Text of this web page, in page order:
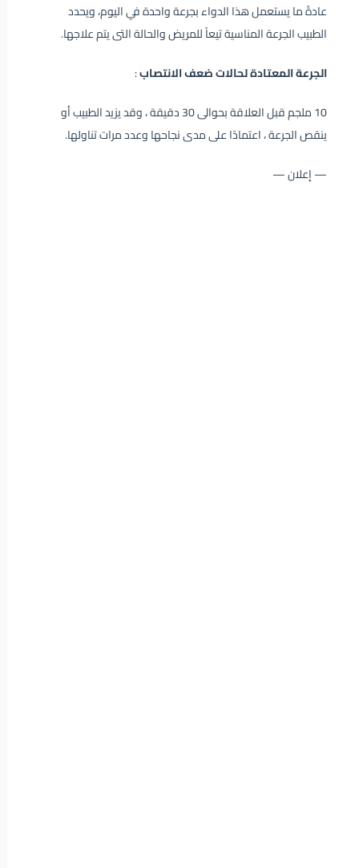
عادةً ما يستعمل هذا الدواء بجرعة واحدة في اليوم، ويحدد
الطبيب الجرعة المناسية تيعاً للمريض والحالة التى يتم علاجها.
الجرعة المعتادة لحالات ضعف الانتصاب:
10 ملجم قبل العلاقة بحوالى 30 دقيقة ، وقد يزيد الطبيب أو
ينقص الجرعة ، اعتمادًا على مدى نجاحها وعدد مرات تناولها.
— إعلان —